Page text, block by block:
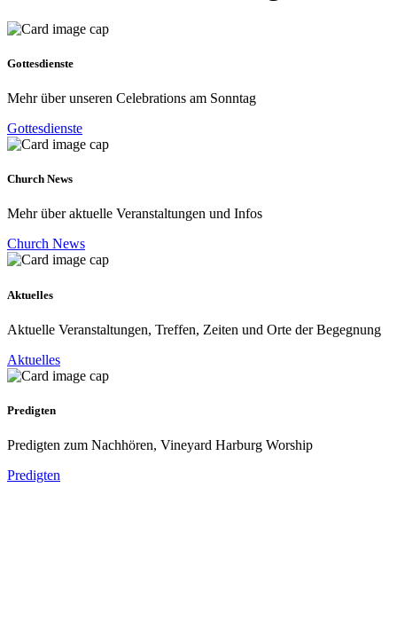
Gottesdienste
Mehr über unseren Celebrations am Sonntag
Gottesdienste
Church News
Mehr über aktuelle Veranstaltungen und Infos
Church News
Aktuelles
Aktuelle Veranstaltungen, Treffen, Zeiten und Orte der Begegnung
Aktuelles
Predigten
Predigten zum Nachhören, Vineyard Harburg Worship
Predigten